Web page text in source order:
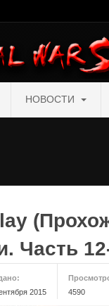
НОВОСТИ
Часть
2015
4590